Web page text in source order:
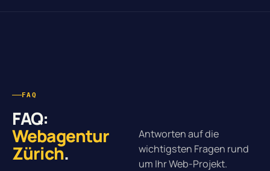
FAQ
FAQ:
Webagentur
Zürich.
Antworten auf die
wichtigsten Fragen rund
um Ihr Web-Projekt.